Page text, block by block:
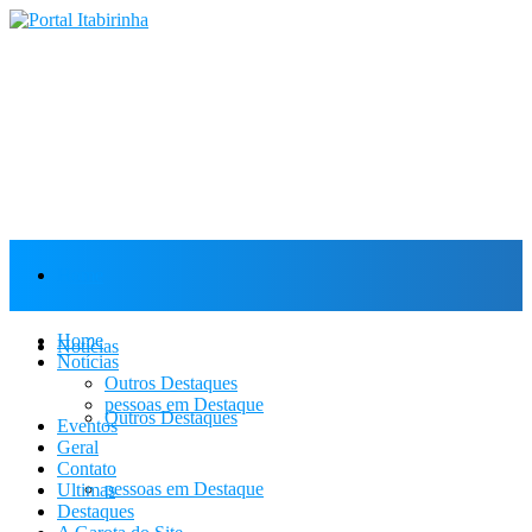
Notícias
Outros Destaques
pessoas em Destaque
Home
Notícias
Outros Destaques
pessoas em Destaque
Eventos
Geral
Contato
Ultimas
Destaques